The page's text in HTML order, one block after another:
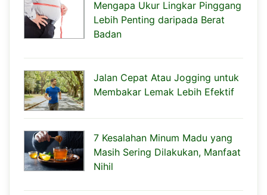
Mengapa Ukur Lingkar Pinggang
Lebih Penting daripada Berat
Badan
Jalan Cepat Atau Jogging untuk
Membakar Lemak Lebih Efektif
7 Kesalahan Minum Madu yang
Masih Sering Dilakukan, Manfaat
Nihil